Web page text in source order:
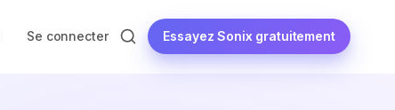
Se connecter Essayez Sonix gratuitement